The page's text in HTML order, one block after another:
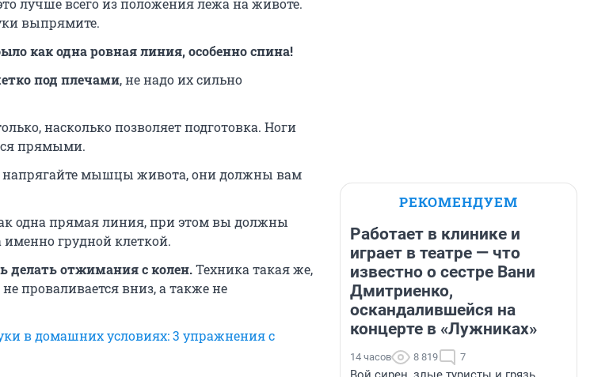
лучше всего из положения лежа на животе.
выпрямите.
как одна ровная линия, особенно спина!
под плечами, не надо их сильно
насколько позволяет подготовка. Ноги
прямыми.
напрягайте мышцы живота, они должны вам
одна прямая линия, при этом вы должны
именно грудной клеткой.
делать отжимания с колен.Техника такая же,
проваливается вниз, а также не
в домашних условиях: 3 упражнения с
РЕКОМЕНДУЕМ
Работает в клинике и
играет в театре — что
известно о сестре Вани
Дмитриенко,
оскандалившейся на
концерте в «Лужниках»
14 часов 8 819 7